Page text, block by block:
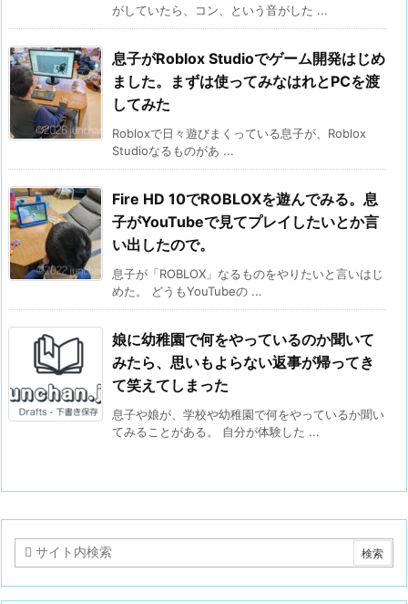
がしていたら、コン、という音がした ...
息子がRoblox Studioでゲーム開発はじめ
ました。まずは使ってみなはれとPCを渡
してみた
Robloxで日々遊びまくっている息子が、Roblox
Studioなるものがあ ...
Fire HD 10でROBLOXを遊んでみる。息
子がYouTubeで見てプレイしたいとか言
い出したので。
息子が「ROBLOX」なるものをやりたいと言いはじ
めた。 どうもYouTubeの ...
娘に幼稚園で何をやっているのか聞いて
みたら、思いもよらない返事が帰ってき
て笑えてしまった
息子や娘が、学校や幼稚園で何をやっているか聞い
てみることがある。 自分が体験した ...